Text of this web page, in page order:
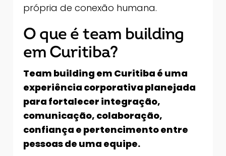
própria de conexão humana.
O que é team building
em Curitiba?
Team building em Curitiba é uma
experiência corporativa planejada
para fortalecer integração,
comunicação, colaboração,
confiança e pertencimento entre
pessoas de uma equipe.